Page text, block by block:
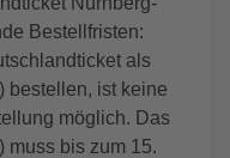
Bestellfristen:
als
bestellen, ist keine
möglich. Das
muss bis zum 15.